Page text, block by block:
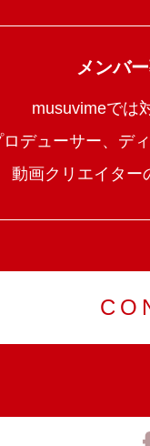
メンバ
musuvimeでは
ロデューサー、デ
動画クリエイター